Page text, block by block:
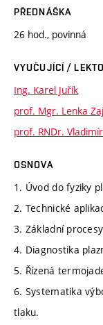
PŘEDNÁŠKA
26 hod., povinná
VYUČUJÍCÍ /
Ing. Karel Juřík
prof. Mgr. Lenka
prof. RNDr.
OSNOVA
1. Úvod do fyziky
2. Technické
3. Základní
4. Diagnostika
5. Řízená
6. Systematika
tlaku.